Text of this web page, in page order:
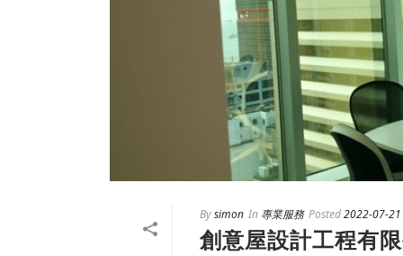
Bysimon In專業服務 Posted2022-07-21
創意屋設計工程有